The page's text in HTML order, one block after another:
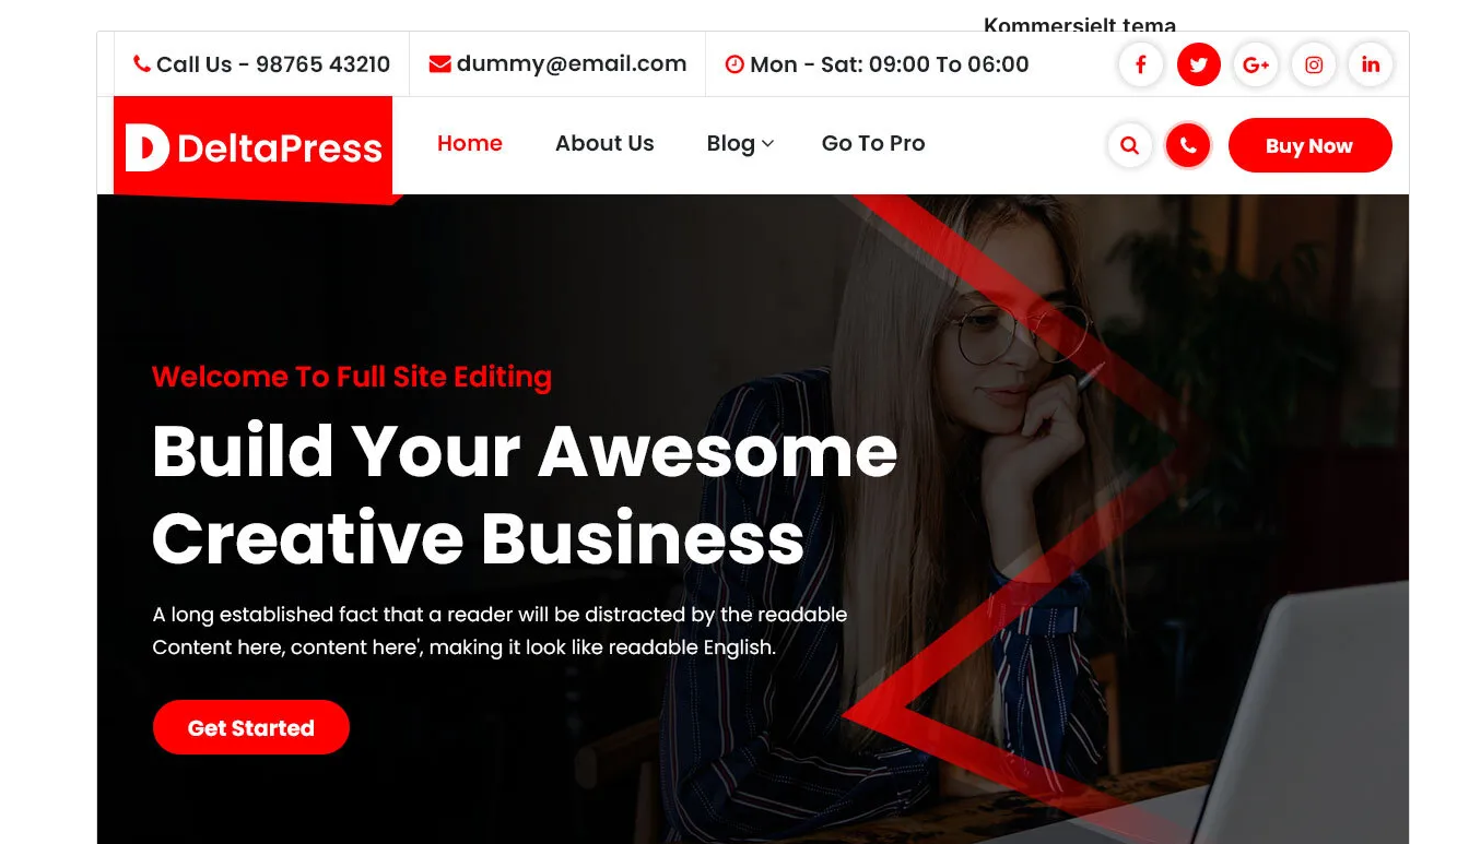
Kommersielt tema
This theme is free but offers additional paid
commercial upgrades or support.Se brukerstøtte
1.6
Siste oppdatert
21. august 2025
Aktive installasjoner
PHP-versjon
Temaets hjemmeside